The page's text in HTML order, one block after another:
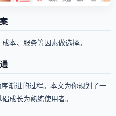
本、服务等因素做选择。
渐进的过程。本文为你规划了一
成长为熟练使用者。